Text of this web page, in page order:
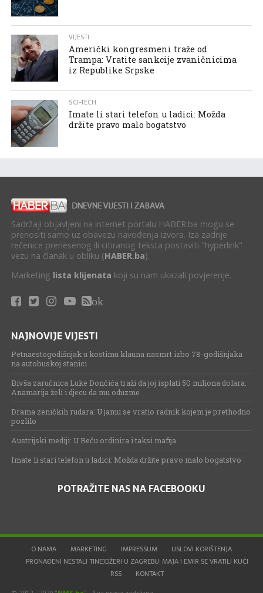
VIJESTI
Američki kongresmeni traže od
Trampa: Vratite sankcije zvaničnicima
iz Republike Srpske
SCI-TECH
Imate li stari telefon u ladici: Možda
držite pravo malo bogatstvo
Sadržaji objavljeni na internet portalu HABER.ba mogu se
prenositi samo uz obavezu navođenja izvora. Iza zadnje
rečenice prenesenog ili citiranog teksta postaviti "hyperlink"
vezu na članak u obliku (HABER.ba).
Marketing lista klijenata koji su nam ukazali povjerenje.
ok
NAJNOVIJE VIJESTI
Petnaestogodišnjak u kostimu klauna nasmrt izbo 78-godišnjaka
na autobuskoj stanici
Bivša zaručnica Luke Dončića traži da joj isplati 50 miliona dolara:
Anamarija želi i djecu da mu oduzme
Drama zeničkih rudara: U jamu se vratio radnik kojem je prethodno
pozlilo
Austrijski mediji: U Beču ordinira i taksi mafija
Imate li stari telefon u ladici: Možda držite pravo malo bogatstvo
POTRAŽITE NAS NA FACEBOOKU
O NAMA MARKETING IMPRESSUM
USLOVI KORIŠTENJA
PRONAĐENI NESTALI TINEJDŽERI U ZAGREBU: MAJA I EMIR SE VRATILI KUĆI
RSS
KONTAKT